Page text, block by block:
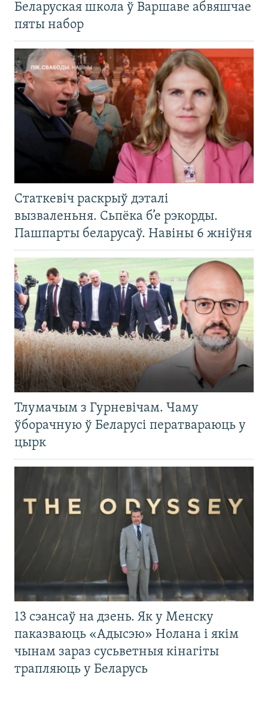
Беларуская школа ў Варшаве абвяшчае
пяты набор
Статкевіч раскрыў дэталі
вызваленьня. Сьпёка б’е рэкорды.
Пашпарты беларусаў. Навіны 6 жніўня
Тлумачым з Гурневічам. Чаму
ўборачную ў Беларусі ператвараюць у
цырк
13 сэансаў на дзень. Як у Менску
паказваюць «Адысэю» Нолана і якім
чынам зараз сусьветныя кінагіты
трапляюць у Беларусь